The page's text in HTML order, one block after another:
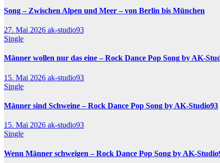
Song – Zwischen Alpen und Meer – von Berlin bis München
27. Mai 2026 ak-studio93
Single
Männer wollen nur das eine – Rock Dance Pop Song by AK-
15. Mai 2026 ak-studio93
Single
Männer sind Schweine – Rock Dance Pop Song by AK-Studio93
15. Mai 2026 ak-studio93
Single
Wenn Männer schweigen – Rock Dance Pop Song by AK-